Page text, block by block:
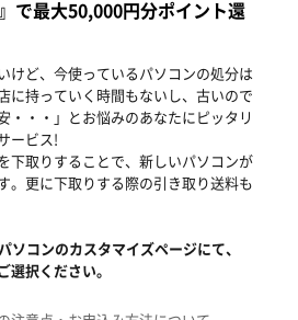
で最大50,000円分ポイント還
けど、今使っているパソコンの処分は
に持っていく時間もないし、古いので
・・・」とお悩みのあなたにピッタリ
ービス!
下取りすることで、新しいパソコンが
。更に下取りする際の引き取り送料も
コンのカスタマイズページにて、
選択ください。